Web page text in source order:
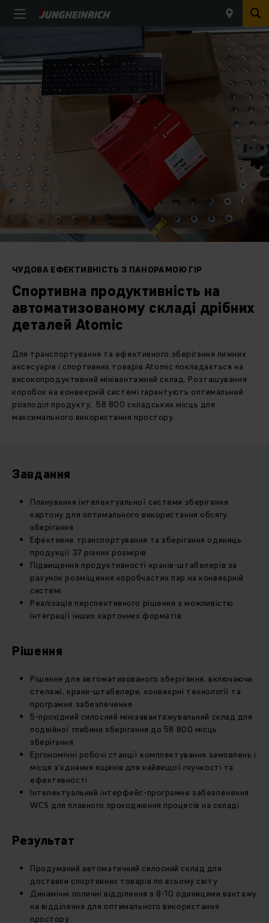
ЧУДОВА ЕФЕКТИВНІСТЬ З ПАНОРАМОЮ ГІР
Спортивна продуктивність на
автоматизованому складі дрібних
деталей Atomic
Для транспортування та ефективного зберігання лижних
аксесуарів і спортивних товарів Atomic покладається на
високопродуктивний мінівантажний склад. Розташування
коробок на конвеєрній системі гарантують оптимальний
розподіл продукту, 58 800 складських місць для
максимального використання простору.
Завдання
Планування інтелектуальної системи зберігання
картону для оптимального використання обсягу
зберігання
Ефективне транспортування та зберігання одиниць
продукції 37 різних розмірів
Підвищення продуктивності кранів-штабелерів за
рахунок розміщення коробчастих пар на конвеєрній
системі
Реалізація перспективного рішення з можливістю
інтеграції інших картонних форматів
Рішення
Рішення для автоматизованого зберігання, включаючи
стелажі, крани-штабелери, конвеєрні технології та
програмне забезпечення
5-прохідний силосний мінізавантажувальний склад для
подвійної глибини зберігання до 58 800 місць
зберігання
Ергономічні робочі станції комплектування замовлень і
місця з’єднання ящиків для найвищої гнучкості та
ефективності
Інтелектуальний інтерфейс-програмне забезпечення
WCS для плавного проходження процесів на складі
Результат
Продуманий автоматичний силосний склад для
доставки спортивних товарів по всьому світу
Динамічні поличні відділення з 8-10 одиницями вантажу
на відділення для оптимального використання
простору